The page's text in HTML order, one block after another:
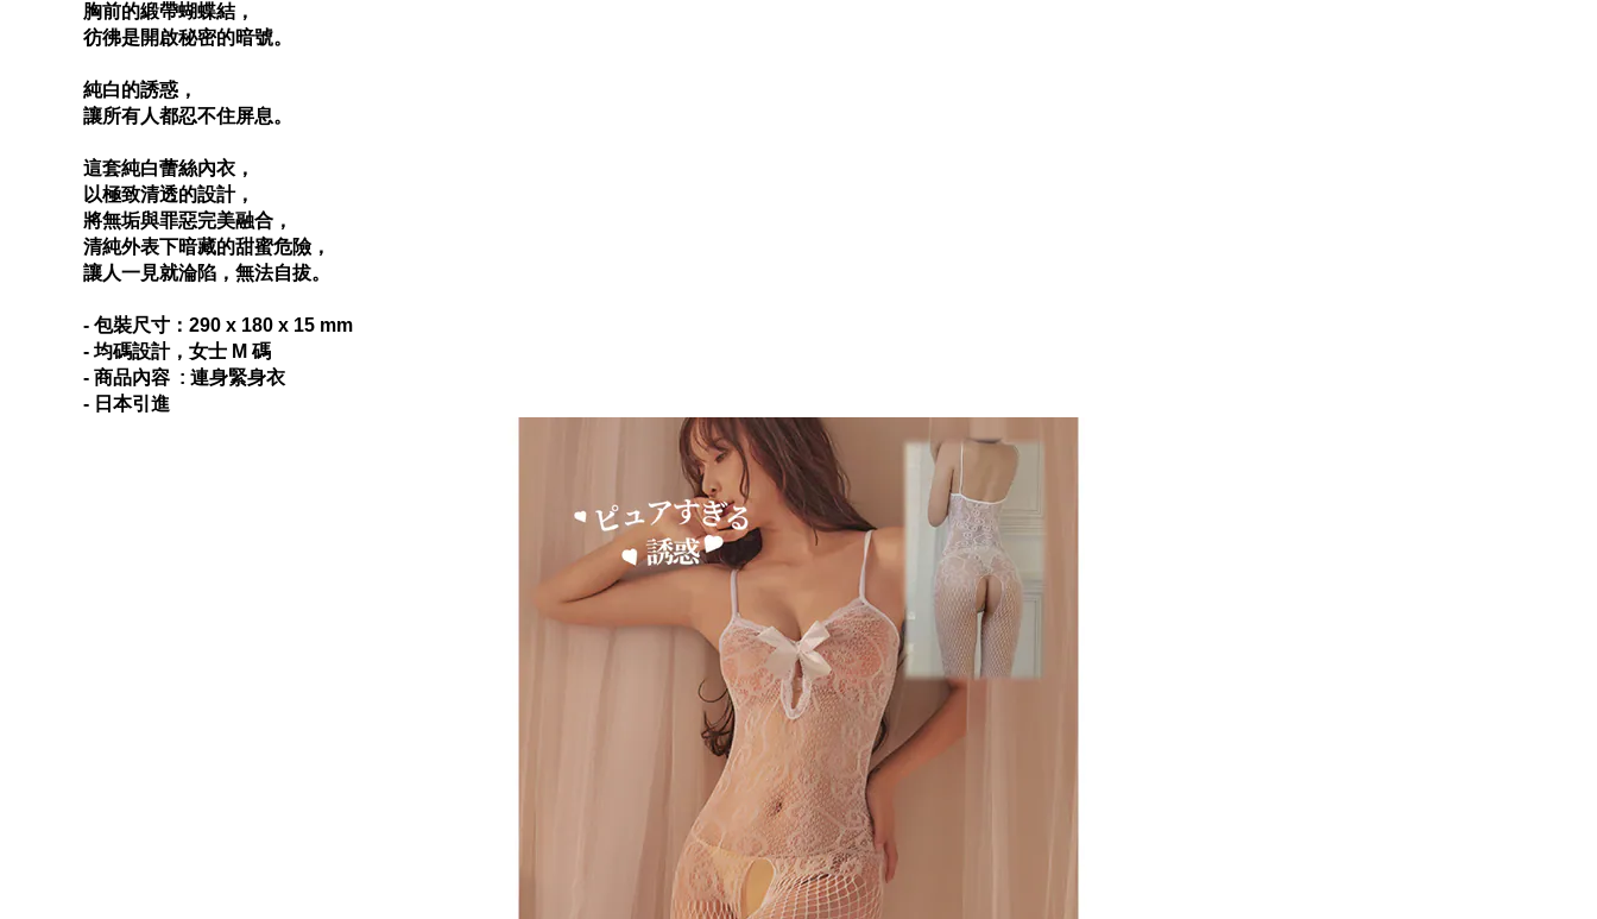
胸前的緞帶蝴蝶結，
彷彿是開啟秘密的暗號。
純白的誘惑，
讓所有人都忍不住屏息。
這套純白蕾絲內衣，
以極致清透的設計，
將無垢與罪惡完美融合，
清純外表下暗藏的甜蜜危險，
讓人一見就淪陷，無法自拔。
- 包裝尺寸：290 x 180 x 15 mm
- 均碼設計，女士 M 碼
- 商品內容 : 連身緊身衣
- 日本引進